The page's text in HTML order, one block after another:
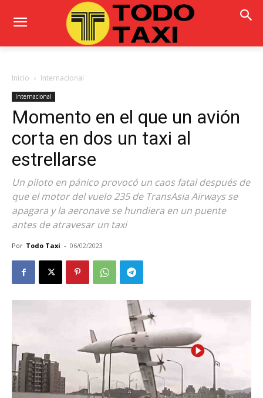
Inicio Internacional
Internacional
Momento en el que un avión
corta en dos un taxi al
estrellarse
Un piloto en pánico provocó un caos fatal después de
que el motor del vuelo 235 de TransAsia Airways se
apagara y la aeronave se hundiera en un puente
antes de atravesar un taxi
Por Todo Taxi - 06/02/2023